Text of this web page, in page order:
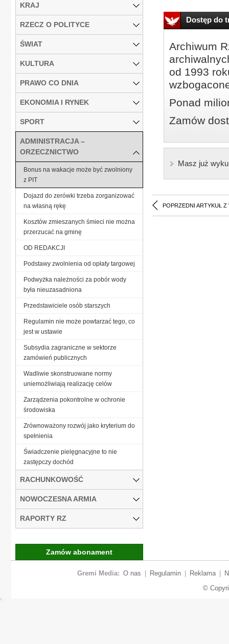
Dostęp do
Archiwum
od 1993
Ponad
Zamów
Masz już
POPRZEDNI ARTYKUŁ Z
KRAJ
RZECZ O POLITYCE
ŚWIAT
KULTURA
PRAWO CO DNIA
EKONOMIA I RYNEK
SPORT
ADMINISTRACJA –
ORZECZNICTWO
Bonus na wakacje może być zwolniony
z PIT
Dojazd do zerówki trzeba zorganizować
na własną rękę
Kosztów zmieszanych śmieci nie można
przerzucać na gminę
OD REDAKCJI
Podstawy zwolnienia od opłaty targowej
Podwyżka należności za pobór wody
była nieuzasadniona
Przedstawiciele osób starszych
Regulamin nie może powtarzać tego, co
jest w ustawie
Subsydia zagraniczne w sektorze
zamówień publicznych
Wadliwie skonstruowane normy
uniemożliwiają realizację celów
Zarządzenia pokontrolne w ochronie
środowiska
Zrównoważony rozwój jako kryterium do
spełnienia
Świadczenie pielęgnacyjne to nie
zastępczy dochód
RACHUNKOWOŚĆ
NOWOCZESNA ARMIA
RAPORTY RZ
Zamów abonament
Gremi Media: O nas Regulamin Reklama
©